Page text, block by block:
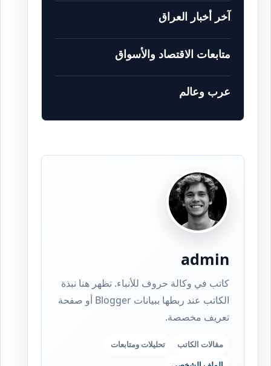
آخر أخبار العراق
متابعات الاقتصاد والأسواق
عرب وعالم
admin
كاتب في وكالة حروف للأنباء. تظهر هنا نبذة
الكاتب عند ربطها ببيانات Blogger أو صفحة
تعريف مخصصة.
مقالات الكاتب
تحليلات ومتابعات